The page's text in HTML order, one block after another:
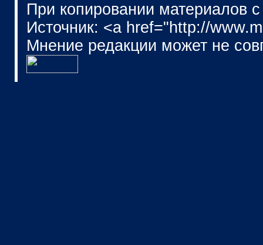
При копировании материалов
Источник: <a href="http://
Мнение редакции может не